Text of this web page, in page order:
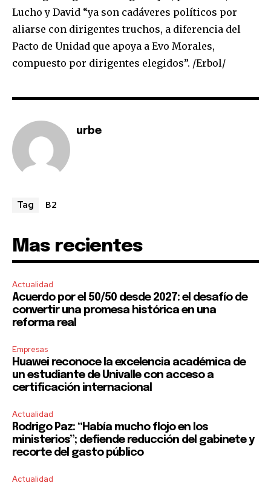
Lucho y David “ya son cadáveres políticos por
aliarse con dirigentes truchos, a diferencia del
Pacto de Unidad que apoya a Evo Morales,
compuesto por dirigentes elegidos”. /Erbol/
urbe
Tag B2
Mas recientes
Actualidad
Acuerdo por el 50/50 desde 2027: el desafío de
convertir una promesa histórica en una
reforma real
Empresas
Huawei reconoce la excelencia académica de
un estudiante de Univalle con acceso a
certificación internacional
Actualidad
Rodrigo Paz: “Había mucho flojo en los
ministerios”; defiende reducción del gabinete y
recorte del gasto público
Actualidad